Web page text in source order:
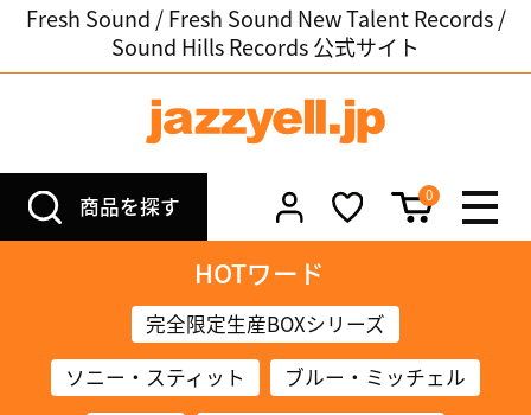
Fresh Sound / Fresh Sound New Talent Records /
Sound Hills Records 公式サイト
商品を探す 0
HOTワード
完全限定生産BOXシリーズ
ソニー・スティット
ブルー・ミッチェル